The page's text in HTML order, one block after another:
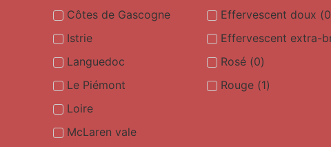
Côtes de Gascogne
Istrie
Languedoc
Le Piémont
Loire
McLaren vale
Effervescent doux (0
Effervescent extra-
Rosé (0)
Rouge (1)